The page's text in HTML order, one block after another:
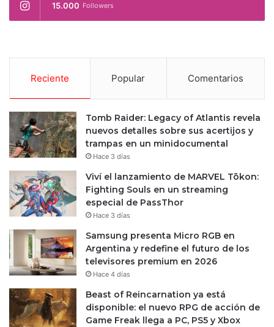
15.000 Followers
Reciente Popular Comentarios
Tomb Raider: Legacy of Atlantis revela
nuevos detalles sobre sus acertijos y
trampas en un minidocumental
Hace 3 días
Viví el lanzamiento de MARVEL Tōkon:
Fighting Souls en un streaming
especial de PassThor
Hace 3 días
Samsung presenta Micro RGB en
Argentina y redefine el futuro de los
televisores premium en 2026
Hace 4 días
Beast of Reincarnation ya está
disponible: el nuevo RPG de acción de
Game Freak llega a PC, PS5 y Xbox